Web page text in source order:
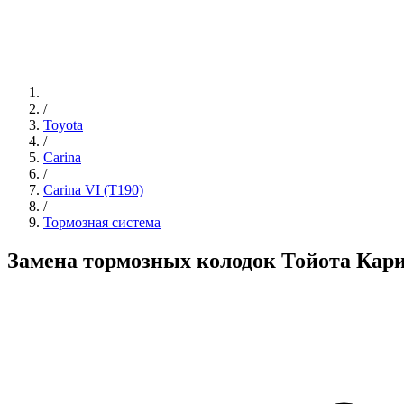
/
Toyota
/
Carina
/
Carina VI (T190)
/
Тормозная система
Замена тормозных колодок Тойота